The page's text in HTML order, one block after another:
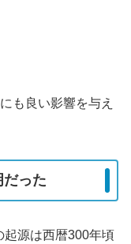
も良い影響を与え
だった
起源は西暦300年頃